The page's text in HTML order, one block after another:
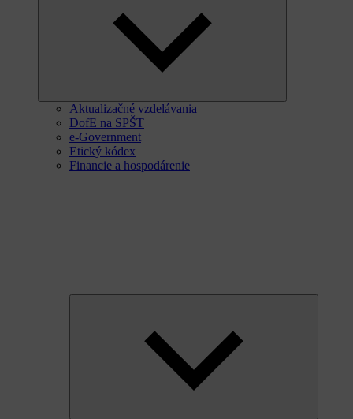
Aktualizačné vzdelávania
DofE na SPŠT
e-Government
Etický kódex
Financie a hospodárenie